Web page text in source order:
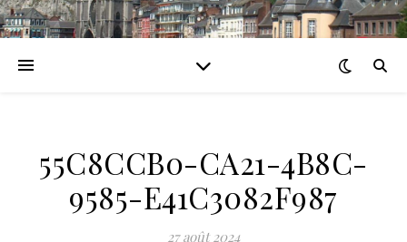
55C8CCB0-CA21-4B8C-
9585-E41C3082F987
27 août 2024